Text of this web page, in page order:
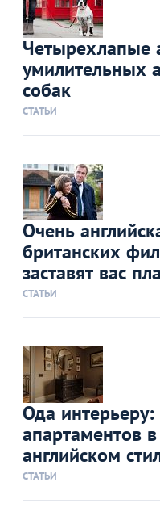
Четырехлапые
умилительных
собак
СТАТЬИ
Очень
британских
заставят вас
СТАТЬИ
Ода
апартаментов
английском
СТАТЬИ